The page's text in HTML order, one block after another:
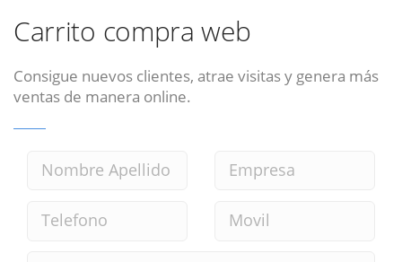
Carrito compra web
Consigue nuevos clientes, atrae visitas y genera más
ventas de manera online.